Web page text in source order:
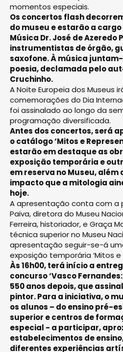
momentos especiais.
Os concertos flash
do museu e estarão a
Música Dr. José de Azeredo
instrumentistas de órgão,
saxofone. À música
poesia, declamada pelo
Cruchinho.
A Noite Europeia dos Museus
comemorações do Dia
foi assinalado ao longo da
programação diversificada.
Antes dos concertos, será
o catálogo ‘Mitos e
estarão em destaque as
exposição temporária e
em reserva no Museu, além
impacto que a mitologia
hoje.
A apresentação conta com a
Paiva, diretora do Museu
Ferreira, historiador, e Graça
técnica superior no Museu
apresentação seguir-se-á
exposição temporária ‘Mitos e
Às 16h00, terá início a
concurso ‘Vasco
550 anos depois, que
pintor. Para a iniciativa, o
os alunos – do ensino pré-
superior e centros de
especial - a participar,
estabelecimentos de
diferentes experiências